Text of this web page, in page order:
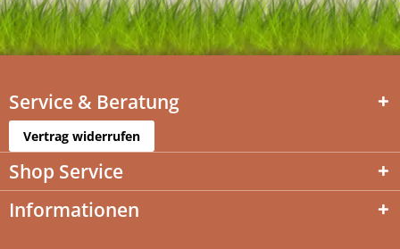
Service & Beratung
Vertrag widerrufen
Shop Service
Informationen